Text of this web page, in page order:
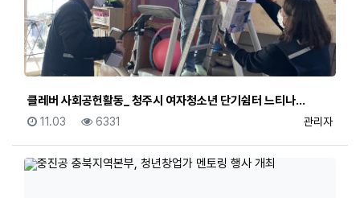
클레버 사회공헌활동_ 청주시 여자청소년 단기쉼터 느티나…
등록자
관리자
등록일
11.03 조회
6331